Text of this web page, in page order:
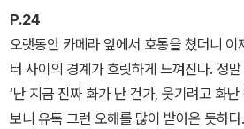
고 전국팔도를 넘어 전 세계를 숨 가쁘게
보며 앞으로도 굵고 길게 이어갈 인생살이
회하게 담아낸다. 심각해질 법하면 피식
이 맴도는 듯 마음을 툭 건드는 이경규표
P.24
오랫동안 카메라 앞에서 호통을 쳤더니 이
터 사이의 경계가 흐릿하게 느껴진다. 정
‘난 지금 진짜 화가 난 건가, 웃기려고 화
보니 유독 그런 오해를 많이 받아온 듯하